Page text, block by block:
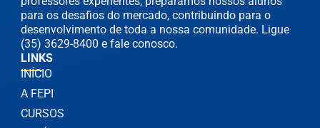
para os desafios do mercado, contribuindo para o
desenvolvimento de toda a nossa comunidade. Ligue
(35) 3629-8400 e fale conosco.
LINKS
INÍCIO
A FEPI
CURSOS